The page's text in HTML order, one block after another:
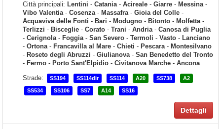
Città principali: Lentini - Catania- Acireale - Giarre - Messina-
Vibo Valentia- Cosenza- Massafra- Gioia del Colle -
Acquaviva delle Fonti - Bari - Modugno - Bitonto - Molfetta-
Terlizzi - Bisceglie - Corato - Trani - Andria- Canosa di Puglia
- Cerignola- Foggia- San Severo - Termoli - Vasto - Lanciano
- Ortona- Francavilla al Mare - Chieti - Pescara- Montesilvano
- Roseto degli Abruzzi - Giulianova- San Benedetto del Tronto
- Fermo - Porto Sant'Elpidio - Civitanova Marche - Ancona
Strade:
SS194 SS114dir SS114 A20 SS738 A2
SS534 SS106 SS7 A14 SS16
Dettagli